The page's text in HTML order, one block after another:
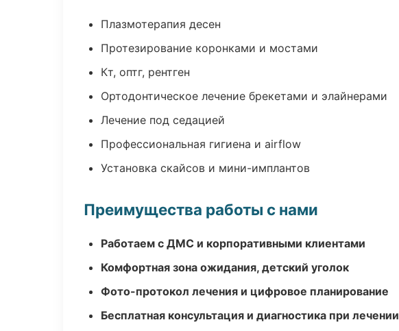
Плазмотерапия десен
Протезирование коронками и мостами
Кт, оптг, рентген
Ортодонтическое лечение брекетами и элайнерами
Лечение под седацией
Профессиональная гигиена и airflow
Установка скайсов и мини-имплантов
Преимущества работы с нами
Работаем с ДМС и корпоративными клиентами
Комфортная зона ожидания, детский уголок
Фото-протокол лечения и цифровое планирование
Бесплатная консультация и диагностика при лечении